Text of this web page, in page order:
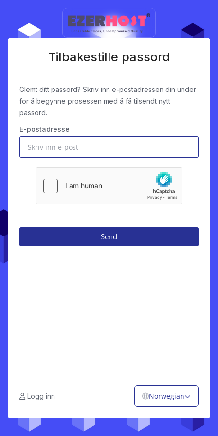
Tilbakestille passord
Glemt ditt passord? Skriv inn e-postadressen din under
for å begynne prosessen med å få tilsendt nytt
passord.
E-postadresse
Send
Logg inn Norwegian